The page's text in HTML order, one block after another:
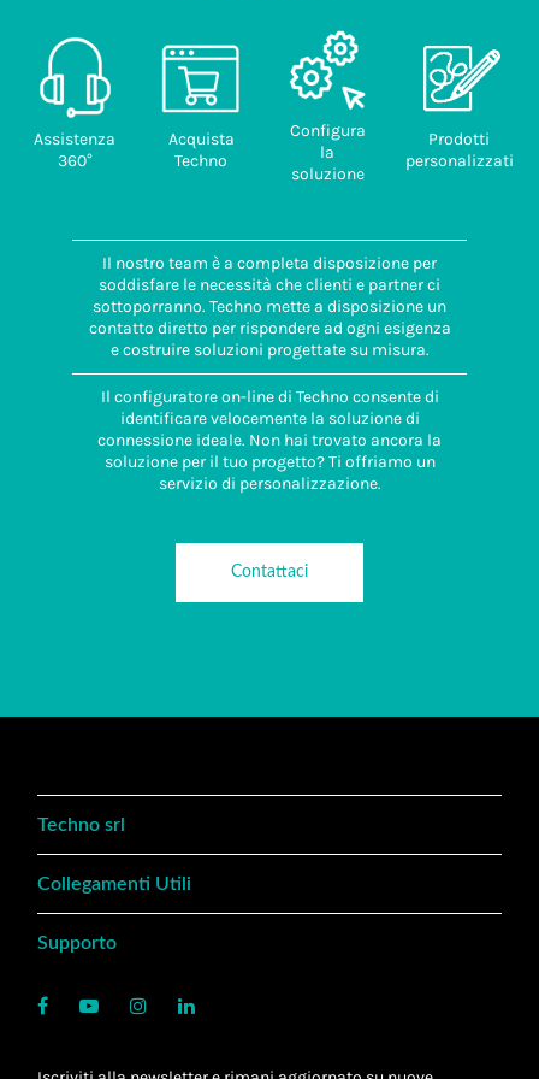
ITALIA
Assistenza
360°
Acquista
Techno
Configura
la
soluzione
Prodotti
personalizzati
Il nostro team è a completa disposizione per
soddisfare le necessità che clienti e partner ci
sottoporranno. Techno mette a disposizione un
contatto diretto per rispondere ad ogni esigenza
e costruire soluzioni progettate su misura.
Il configuratore on-line di Techno consente di
identificare velocemente la soluzione di
connessione ideale. Non hai trovato ancora la
soluzione per il tuo progetto? Ti offriamo un
servizio di personalizzazione.
Contattaci
Techno srl
Collegamenti Utili
Supporto